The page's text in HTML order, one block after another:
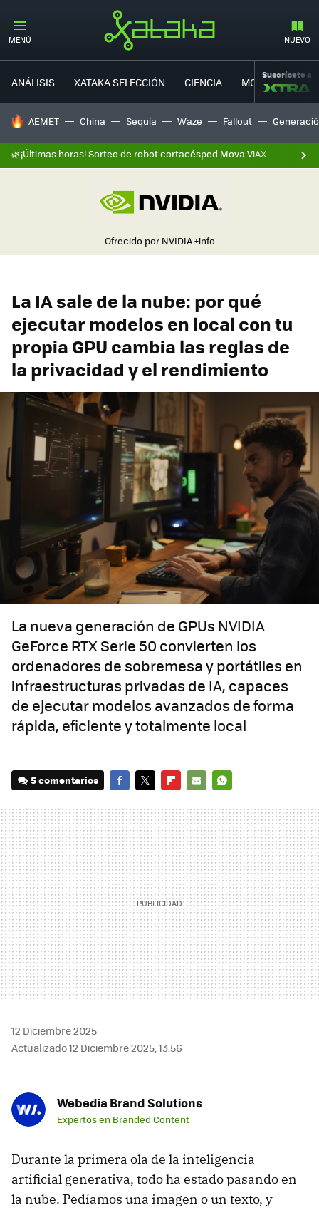
MENÚ NUEVO
ANÁLISIS XATAKA SELECCIÓN CIENCIA MOVILIDAD
Suscríbete a
HOY SE HABLA DE
AEMET China Sequía Waze Fallout
🌿¡Últimas horas! Sorteo de robot cortacésped Mova ViAX
Ofrecido por NVIDIA+info
La IA sale de la nube: por qué
ejecutar modelos en local con tu
propia GPU cambia las reglas de
la privacidad y el rendimiento
La nueva generación de GPUs NVIDIA
GeForce RTX Serie 50 convierten los
ordenadores de sobremesa y portátiles en
infraestructuras privadas de IA, capaces
de ejecutar modelos avanzados de forma
rápida, eficiente y totalmente local
5 comentarios
MAIL
12 Diciembre 2025
Actualizado 12 Diciembre 2025, 13:56
Webedia Brand Solutions
Expertos en Branded Content
Durante la primera ola de la inteligencia
artificial generativa, todo ha estado pasando en
la nube. Pedíamos una imagen o un texto, y